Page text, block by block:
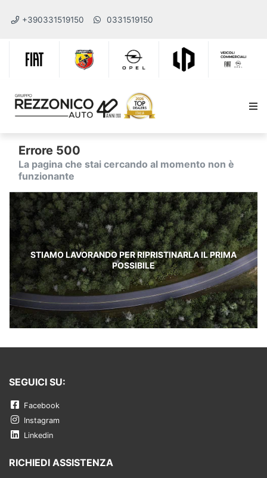
+390331519150 0331519150
Errore 500
La pagina che stai cercando al momento non è
funzionante
STIAMO LAVORANDO PER RIPRISTINARLA IL PRIMA
POSSIBILE
SEGUICI SU:
Facebook
Instagram
Linkedin
RICHIEDI ASSISTENZA